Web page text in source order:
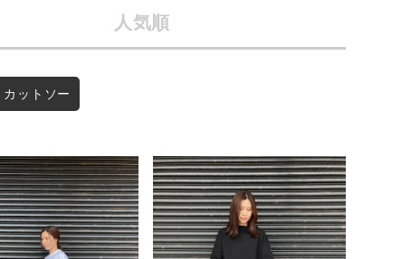
店舗一覧
会社概要
WEB限定
在庫なし含む
人気順
カットソー